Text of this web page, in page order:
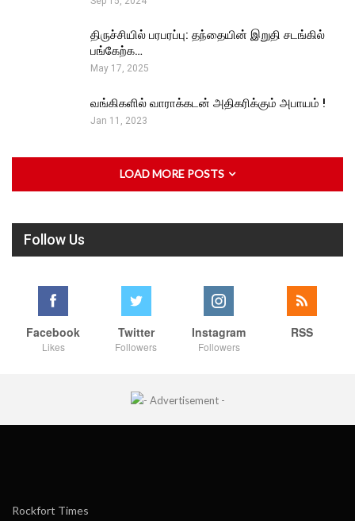
திருச்சியில் பரபரப்பு: தந்தையின் இறுதி சடங்கில்
பங்கேற்க…
May 17, 2025
வங்கிகளில் வாராக்கடன் அதிகரிக்கும் அபாயம் !
Jan 11, 2023
LOAD MORE POSTS
Follow Us
Facebook
Likes
Twitter
Followers
Instagram
Followers
RSS
Rockfort Times